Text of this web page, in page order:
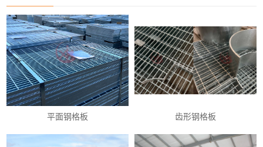
平面钢格板 齿形钢格板